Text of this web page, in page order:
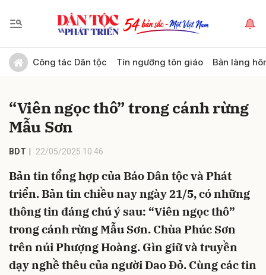
Công tác Dân tộc Tín ngưỡng tôn giáo Bản làng
“Viên ngọc thô” trong cánh rừng
Mẫu Sơn
BDT 22/05/2025 10:46
Bản tin tổng hợp của Báo Dân tộc và Phát
triển. Bản tin chiều nay ngày 21/5, có những
thông tin đáng chú ý sau: “Viên ngọc thô”
trong cánh rừng Mẫu Sơn. Chùa Phúc Sơn
trên núi Phượng Hoàng. Gìn giữ và truyền
dạy nghề thêu của người Dao Đỏ. Cùng các tin
Gửi bình luận
Hủy Gửi